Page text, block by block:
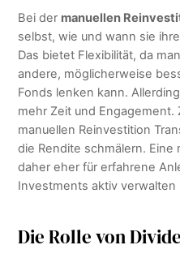
Bei der manuellen
selbst, wie und wann sie
Das bietet Flexibilität, da
andere, möglicherweise
Fonds lenken kann.
mehr Zeit und
manuellen Reinvestition
die Rendite schmälern. Eine
daher eher für erfahrene
Investments aktiv verwalten
Die Rolle von